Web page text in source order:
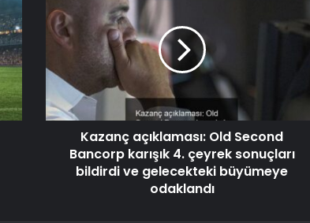
Kazanç açıklaması: Old Second
Bancorp karışık 4. çeyrek sonuçları
bildirdi ve gelecekteki büyümeye
odaklandı